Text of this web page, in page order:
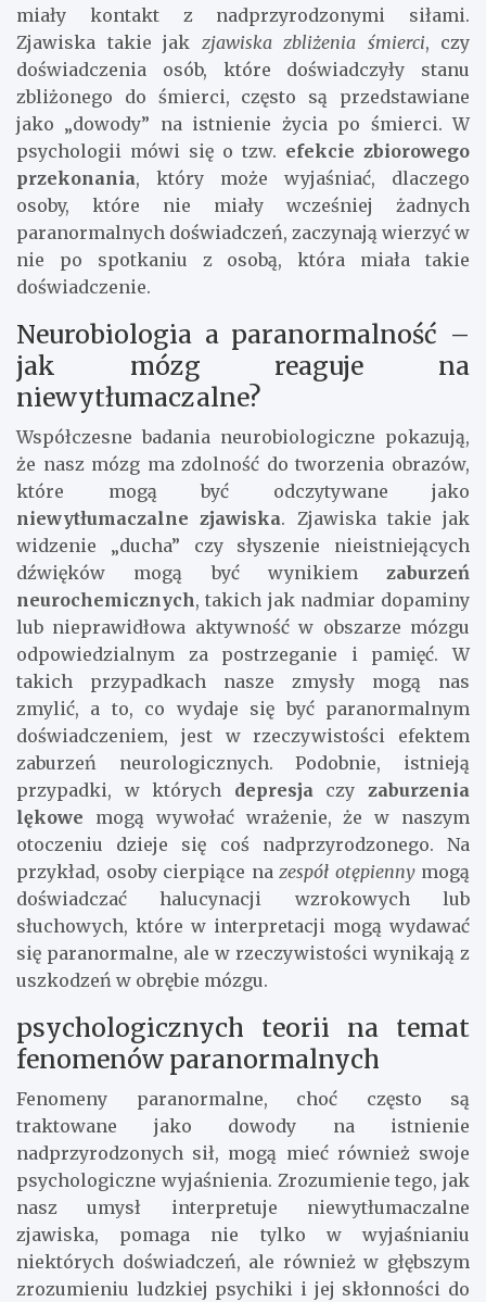
miały kontakt z nadprzyrodzonymi siłami.
Zjawiska takie jak zjawiska zbliżenia śmierci, czy
doświadczenia osób, które doświadczyły stanu
zbliżonego do śmierci, często są przedstawiane
jako „dowody” na istnienie życia po śmierci. W
psychologii mówi się o tzw. efekcie zbiorowego
przekonania, który może wyjaśniać, dlaczego
osoby, które nie miały wcześniej żadnych
paranormalnych doświadczeń, zaczynają wierzyć w
nie po spotkaniu z osobą, która miała takie
doświadczenie.
Neurobiologia a paranormalność –
jak mózg reaguje na
niewytłumaczalne?
Współczesne badania neurobiologiczne pokazują,
że nasz mózg ma zdolność do tworzenia obrazów,
które mogą być odczytywane jako
niewytłumaczalne zjawiska. Zjawiska takie jak
widzenie „ducha” czy słyszenie nieistniejących
dźwięków mogą być wynikiem zaburzeń
neurochemicznych, takich jak nadmiar dopaminy
lub nieprawidłowa aktywność w obszarze mózgu
odpowiedzialnym za postrzeganie i pamięć. W
takich przypadkach nasze zmysły mogą nas
zmylić, a to, co wydaje się być paranormalnym
doświadczeniem, jest w rzeczywistości efektem
zaburzeń neurologicznych. Podobnie, istnieją
przypadki, w których depresjaczyzaburzenia
lękowe mogą wywołać wrażenie, że w naszym
otoczeniu dzieje się coś nadprzyrodzonego. Na
przykład, osoby cierpiące na zespół otępiennymogą
doświadczać halucynacji wzrokowych lub
słuchowych, które w interpretacji mogą wydawać
się paranormalne, ale w rzeczywistości wynikają z
uszkodzeń w obrębie mózgu.
psychologicznych teorii na temat
fenomenów paranormalnych
Fenomeny paranormalne, choć często są
traktowane jako dowody na istnienie
nadprzyrodzonych sił, mogą mieć również swoje
psychologiczne wyjaśnienia. Zrozumienie tego, jak
nasz umysł interpretuje niewytłumaczalne
zjawiska, pomaga nie tylko w wyjaśnianiu
niektórych doświadczeń, ale również w głębszym
zrozumieniu ludzkiej psychiki i jej skłonności do